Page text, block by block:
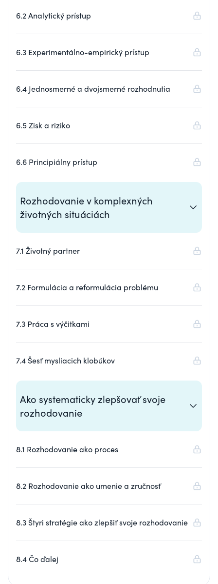
6.2 Analytický prístup
6.3 Experimentálno-empirický prístup
6.4 Jednosmerné a dvojsmerné rozhodnutia
6.5 Zisk a riziko
6.6 Principiálny prístup
Rozhodovanie v komplexných
životných situáciách
7.1 Životný partner
7.2 Formulácia a reformulácia problému
7.3 Práca s výčitkami
7.4 Šesť mysliacich klobúkov
Ako systematicky zlepšovať svoje
rozhodovanie
8.1 Rozhodovanie ako proces
8.2 Rozhodovanie ako umenie a zručnosť
8.3 Štyri stratégie ako zlepšiť svoje rozhodovanie
8.4 Čo ďalej